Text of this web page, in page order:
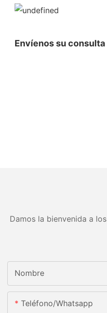
Envíenos su
Damos la bienvenida a
Nombre
Teléfono/whatsapp